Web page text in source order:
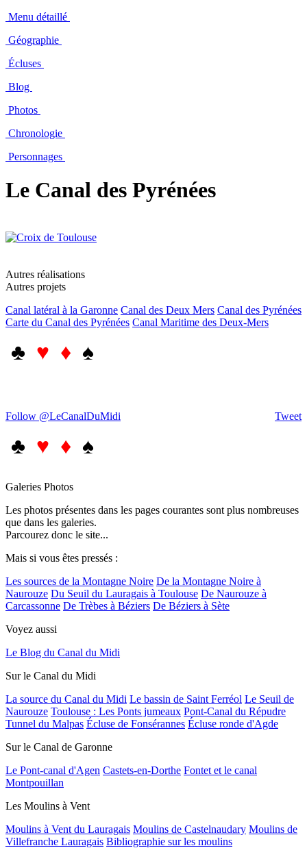
Menu détaillé
Géographie
Écluses
Blog
Photos
Chronologie
Personnages
Le Canal des Pyrénées
Autres réalisations
Autres projets
Canal latéral à la Garonne Canal des Deux Mers Canal des Pyrénées
Carte du Canal des Pyrénées Canal Maritime des Deux-Mers
♣ ♥ ♦ ♠
Tweet
Follow @LeCanalDuMidi
♣ ♥ ♦ ♠
Galeries Photos
Les photos présentes dans les pages courantes sont plus nombreuses
que dans les galeries.
Parcourez donc le site...
Mais si vous êtes pressés :
Les sources de la Montagne Noire De la Montagne Noire à
Naurouze Du Seuil du Lauragais à Toulouse De Naurouze à
Carcassonne De Trèbes à Béziers De Béziers à Sète
Voyez aussi
Le Blog du Canal du Midi
Sur le Canal du Midi
La source du Canal du Midi Le bassin de Saint Ferréol Le Seuil de
Naurouze Toulouse : Les Ponts jumeaux Pont-Canal du Répudre
Tunnel du Malpas Écluse de Fonsérannes Écluse ronde d'Agde
Sur le Canal de Garonne
Le Pont-canal d'Agen Castets-en-Dorthe Fontet et le canal
Montpouillan
Les Moulins à Vent
Moulins à Vent du Lauragais Moulins de Castelnaudary Moulins de
Villefranche Lauragais Bibliographie sur les moulins